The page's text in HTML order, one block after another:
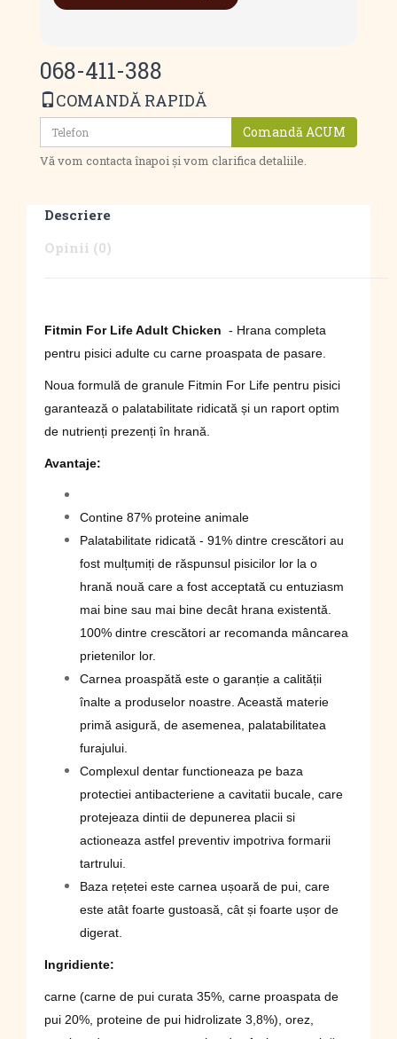
068-411-388
COMANDĂ RAPIDĂ
Comandă ACUM
Vă vom contacta înapoi și vom clarifica detaliile.
Descriere
Opinii (0)
Fitmin For Life Adult Chicken - Hrana completa
pentru pisici adulte cu carne proaspata de pasare.
Noua formulă de granule Fitmin For Life pentru pisici
garantează o palatabilitate ridicată și un raport optim
de nutrienți prezenți în hrană.
Avantaje:
Contine 87% proteine ​​animale
Palatabilitate ridicată - 91% dintre crescători au
fost mulțumiți de răspunsul pisicilor lor la o
hrană nouă care a fost acceptată cu entuziasm
mai bine sau mai bine decât hrana existentă.
100% dintre crescători ar recomanda mâncarea
prietenilor lor.
Carnea proaspătă este o garanție a calității
înalte a produselor noastre. Această materie
primă asigură, de asemenea, palatabilitatea
furajului.
Complexul dentar functioneaza pe baza
protectiei antibacteriene a cavitatii bucale, care
protejeaza dintii de depunerea placii si
actioneaza astfel preventiv impotriva formarii
tartrului.
Baza rețetei este carnea ușoară de pui, care
este atât foarte gustoasă, cât și foarte ușor de
digerat.
Ingridiente:
carne (carne de pui curata 35%, carne proaspata de
pui 20%, proteine ​​de pui hidrolizate 3,8%), orez,